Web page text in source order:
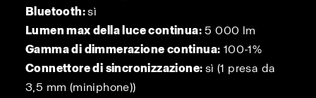
Bluetooth:sì
Lumen max della luce continua: 5 000 lm
Gamma di dimmerazione continua: 100-1%
Connettore di sincronizzazione: sì (1 presa da
3,5 mm (miniphone))